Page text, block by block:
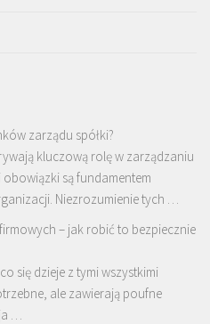
zarządu spółki?
kluczową rolę w zarządzaniu
są fundamentem
Niezrozumienie tych …
– jak robić to bezpiecznie
się dzieje z tymi wszystkimi
ale zawierają poufne
…